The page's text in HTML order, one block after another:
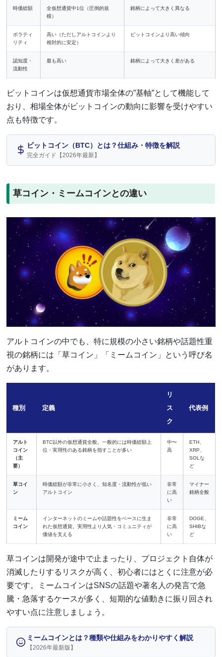
時価総額
全仮想通貨中1位（圧倒的規
模）
銘柄によって大きく異なる
ボラティ
リティ
高い（ただしアルトコインより
相対的に安定）
ビットコインより高い傾向
認知度・
流動性
最も高い 銘柄によって大きく差がある
ビットコインは仮想通貨市場全体の”基軸”として機能して
おり、相場全体がビットコインの動向に影響を受けやすい
点も特徴です。
ビットコイン（BTC）とは？仕組み・特徴を解説
完全ガイド【2026年最新】
草コイン・ミームコインとの違い
アルトコインの中でも、特に規模の小さい銘柄や話題性重
視の銘柄には「草コイン」「ミームコイン」という呼び名
があります。
種別 定義
リ
ス
ク
代表例
アルト
コイン
（主
要）
BTC以外の仮想通貨全般。一般的には時価総額上
位・実用性のある銘柄を指すことが多い
中〜
高
ETH、
XRP、
SOLな
ど
草コイ
ン
時価総額が非常に小さく、知名度・流動性が低い
アルトコイン
非常
に高
い
マイナー
銘柄全般
ミーム
コイン
インターネットのミームや話題性をベースに生ま
れた仮想通貨。実用性より人気・コミュニティが
価値を支える
非常
に高
い
DOGE、
SHIBな
ど
草コインは開発が途中で止まったり、プロジェクト自体が
消滅したりするリスクが高く、初心者にはとくに注意が必
要です。ミームコインはSNSの話題や著名人の発言で急
騰・急落するケースが多く、短期的な値動きに振り回され
やすい点に注意しましょう。
ミームコインとは？種類や仕組みをわかりやすく解説
【2026年最新版】